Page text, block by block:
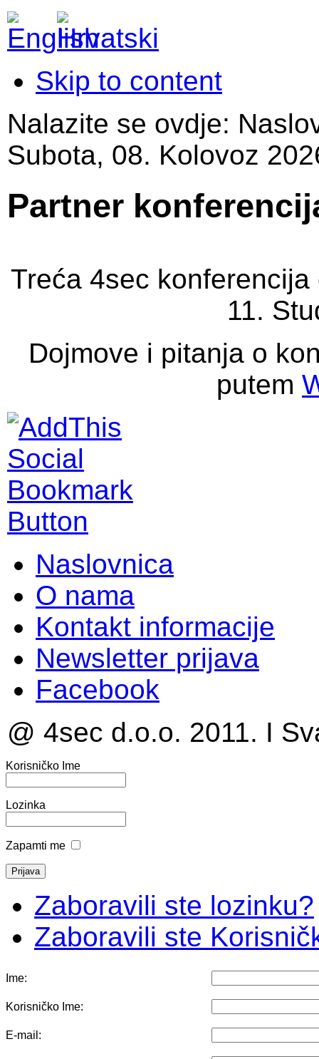
Skip to content
Nalazite se ovdje:
Subota, 08. Kolovoz
Partner
Treća 4sec
11.
Dojmove i pitanja o
putem
Naslovnica
O nama
Kontakt informacije
Newsletter prijava
Facebook
@ 4sec d.o.o. 2011. I
Korisničko Ime
Lozinka
Zapamti me
Zaboravili ste lozinku?
Zaboravili ste
Ime:
Korisničko Ime:
E-mail: